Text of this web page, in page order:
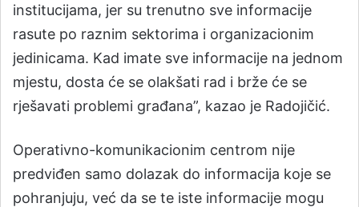
institucijama, jer su trenutno sve informacije
rasute po raznim sektorima i organizacionim
jedinicama. Kad imate sve informacije na jednom
mjestu, dosta će se olakšati rad i brže će se
rješavati problemi građana”, kazao je Radojičić.
Operativno-komunikacionim centrom nije
predviđen samo dolazak do informacija koje se
pohranjuju, već da se te iste informacije mogu